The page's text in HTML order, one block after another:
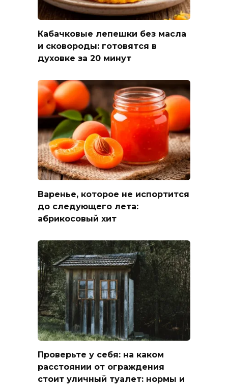
Кабачковые лепешки без масла
и сковороды: готовятся в
духовке за 20 минут
Варенье, которое не испортится
до следующего лета:
абрикосовый хит
Проверьте у себя: на каком
расстоянии от ограждения
стоит уличный туалет: нормы и